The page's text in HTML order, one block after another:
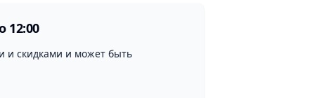
12:00
и скидками и может быть